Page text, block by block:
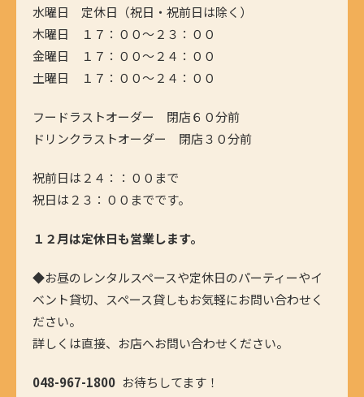
水曜日 定休日（祝日・祝前日は除く）
木曜日 １７：００～２３：００
金曜日 １７：００～２４：００
土曜日 １７：００～２４：００
フードラストオーダー 閉店６０分前
ドリンクラストオーダー 閉店３０分前
祝前日は２４：：００まで
祝日は２３：００までです。
１２月は定休日も営業します。
◆お昼のレンタルスペースや定休日のパーティーやイ
ベント貸切、スペース貸しもお気軽にお問い合わせく
ださい。
詳しくは直接、お店へお問い合わせください。
048-967-1800 お待ちしてます！